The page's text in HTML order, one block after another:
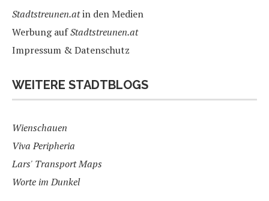
Stadtstreunen.atin den Medien
Werbung aufStadtstreunen.at
Impressum & Datenschutz
WEITERE STADTBLOGS
Wienschauen
Viva Peripheria
Lars' Transport Maps
Worte im Dunkel